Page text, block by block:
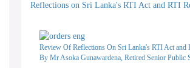
Reflections on Sri Lanka's RTI Act and RTI
Review Of Reflections On Sri Lanka's RTI Act and
By Mr Asoka Gunawardena, Retired Senior Public